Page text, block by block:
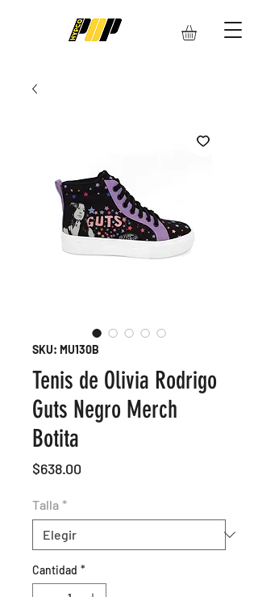
SKU: MU130B
Tenis de Olivia Rodrigo
Guts Negro Merch
Botita
$638.00
Talla *
Cantidad *